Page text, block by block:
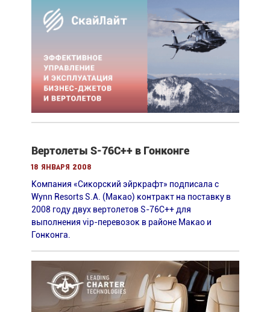
Вертолеты S-76C++ в Гонконге
18 января 2008
Компания «Сикорский эйркрафт» подписала с
Wynn Resorts S.A. (Макао) контракт на поставку в
2008 году двух вертолетов S-76C++ для
выполнения vip-перевозок в районе Макао и
Гонконга.